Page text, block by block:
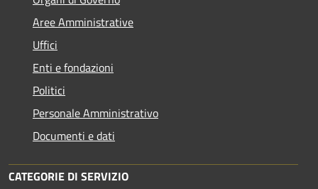
Aree Amministrative
Uffici
Enti e fondazioni
Politici
Personale Amministrativo
Documenti e dati
CATEGORIE DI SERVIZIO